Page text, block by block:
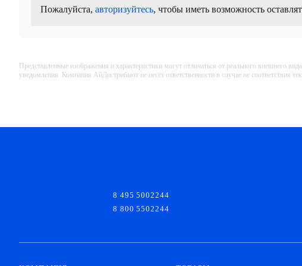
Пожалуйста, авторизуйтесь, чтобы иметь возможность
Представленные изображения и характеристики могут отличаться от реального внешнего
уведомления. Компания АйДистрибьют не несёт ответственности в случае не соответствия
8 495 5002244
8 800 5502244